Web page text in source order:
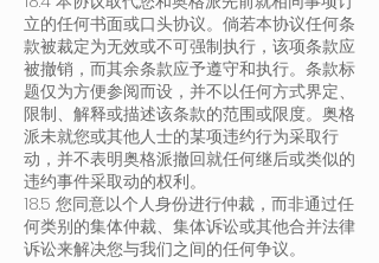
立的任何书面或口头协议。倘若本协议任何条
款被裁定为无效或不可强制执行，该项条款应
被撤销，而其余条款应予遵守和执行。条款标
题仅为方便参阅而设，并不以任何方式界定、
限制、解释或描述该条款的范围或限度。奥格
派未就您或其他人士的某项违约行为采取行
动，并不表明奥格派撤回就任何继后或类似的
违约事件采取动的权利。
18.5 您同意以个人身份进行仲裁，而非通过任
何类别的集体仲裁、集体诉讼或其他合并法律
诉讼来解决您与我们之间的任何争议。